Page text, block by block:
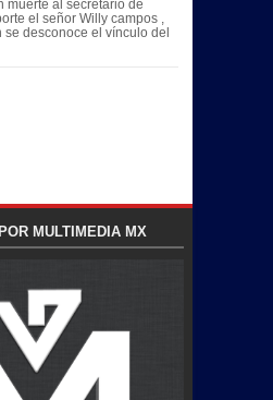
muerte al secretario de
el señor Willy campos ,
se desconoce el vínculo del
MULTIMEDIA MX